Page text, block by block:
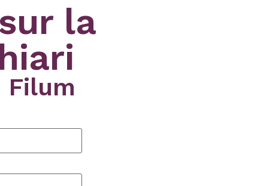
la
Filum